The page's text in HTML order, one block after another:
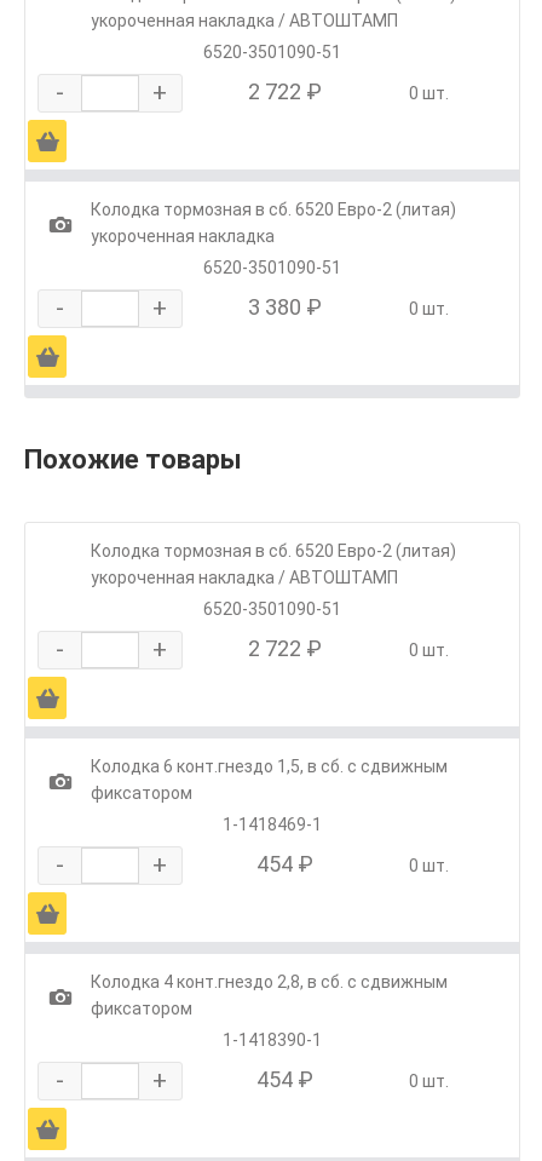
укороченная накладка / АВТОШТАМП
6520-3501090-51
- + 2 722 ₽ 0 шт.
Ä
1
Колодка тормозная в сб. 6520 Евро-2 (литая)
укороченная накладка
6520-3501090-51
- + 3 380 ₽ 0 шт.
Ä
Похожие товары
Колодка тормозная в сб. 6520 Евро-2 (литая)
укороченная накладка / АВТОШТАМП
6520-3501090-51
- + 2 722 ₽ 0 шт.
Ä
1
Колодка 6 конт.гнездо 1,5, в сб. с сдвижным
фиксатором
1-1418469-1
- + 454 ₽ 0 шт.
Ä
1
Колодка 4 конт.гнездо 2,8, в сб. с сдвижным
фиксатором
1-1418390-1
- + 454 ₽ 0 шт.
Ä